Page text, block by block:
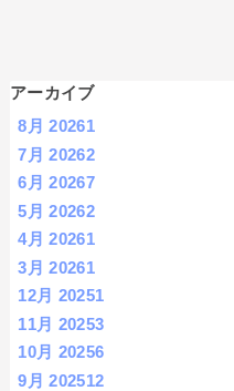
アーカイブ
8月 20261
7月 20262
6月 20267
5月 20262
4月 20261
3月 20261
12月 20251
11月 20253
10月 20256
9月 202512